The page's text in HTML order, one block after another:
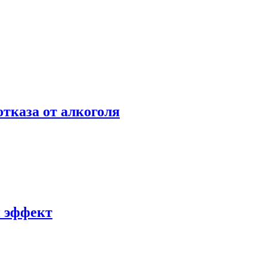
от алкоголя
эффект